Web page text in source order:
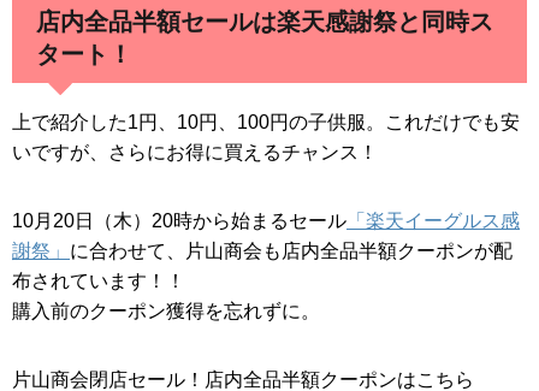
店内全品半額セールは楽天感謝祭と同時ス
タート！
上で紹介した1円、10円、100円の子供服。これだけでも安
いですが、さらにお得に買えるチャンス！
10月20日（木）20時から始まるセール 「楽天イーグルス感
謝祭」 に合わせて、片山商会も店内全品半額クーポンが配
布されています！！
購入前のクーポン獲得を忘れずに。
片山商会閉店セール！店内全品半額クーポンはこちら